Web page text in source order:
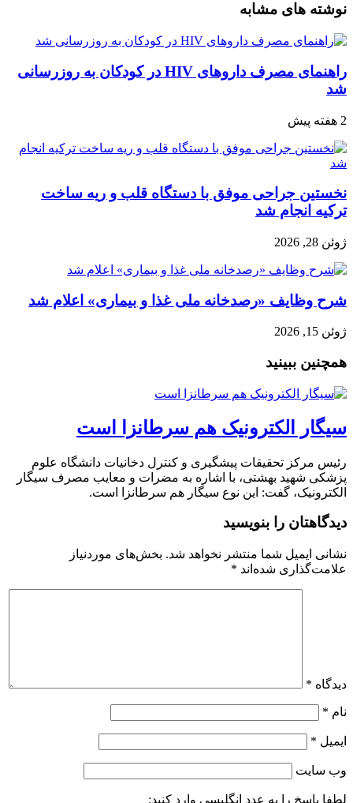
نوشته های مشابه
راهنمای مصرف داروهای HIV در کودکان به روزرسانی
شد
2 هفته پیش
نخستین جراحی موفق با دستگاه قلب و ریه ساخت
ترکیه انجام شد
ژوئن 28, 2026
شرح وظایف «رصدخانه ملی غذا و بیماری» اعلام شد
ژوئن 15, 2026
همچنین ببینید
سیگار الکترونیک هم سرطانزا است
رئیس مرکز تحقیقات پیشگیری و کنترل دخانیات دانشگاه علوم
پزشکی شهید بهشتی، با اشاره به مضرات و معایب مصرف سیگار
الکترونیک، گفت: این نوع سیگار هم سرطانزا است.
دیدگاهتان را بنویسید
نشانی ایمیل شما منتشر نخواهد شد. بخش‌های موردنیاز
علامت‌گذاری شده‌اند *
دیدگاه *
نام *
ایمیل *
وب‌ سایت
لطفا پاسخ را به عدد انگلیسی وارد کنید: